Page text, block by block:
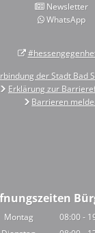
Newsletter
WhatsApp
der Stadt Bad
Erklärung zur
Barrieren
Montag 08:00-